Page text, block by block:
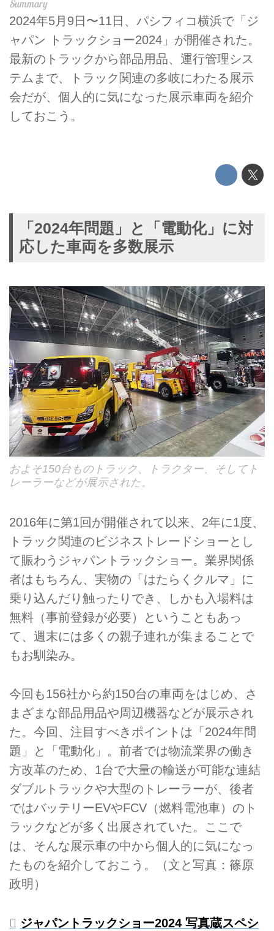
2024年5月9日〜11日、パシフィコ横浜で「ジ
ャパン トラックショー2024」が開催された。
最新のトラックから部品用品、運行管理シス
テムまで、トラック関連の多岐にわたる展示
会だが、個人的に気になった展示車両を紹介
しておこう。
「2024年問題」と「電動化」に対
応した車両を多数展示
およそ150台ものトラック、トラクター、そしてト
レーラーなどが展示された。
2016年に第1回が開催されて以来、2年に1度、
トラック関連のビジネストレードショーとし
て賑わうジャパントラックショー。業界関係
者はもちろん、実物の「はたらくクルマ」に
乗り込んだり触ったりでき、しかも入場料は
無料（事前登録が必要）ということもあっ
て、週末には多くの親子連れが集まることで
もお馴染み。
今回も156社から約150台の車両をはじめ、さ
まざまな部品用品や周辺機器などが展示され
た。今回、注目すべきポイントは「2024年問
題」と「電動化」。前者では物流業界の働き
方改革のため、1台で大量の輸送が可能な連結
ダブルトラックや大型のトレーラーが、後者
ではバッテリーEVやFCV（燃料電池車）のト
ラックなどが多く出展されていた。ここで
は、そんな展示車の中から個人的に気になっ
たものを紹介しておこう。（文と写真：篠原
政明）
ジャパントラックショー2024 写真蔵スペシ